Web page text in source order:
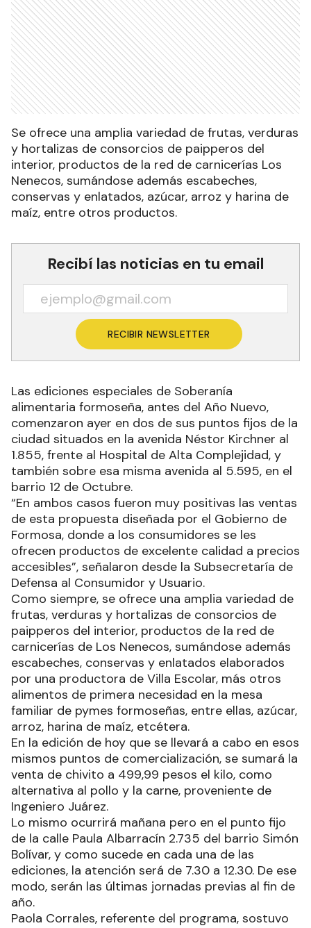
Se ofrece una amplia variedad de frutas, verduras
y hortalizas de consorcios de paipperos del
interior, productos de la red de carnicerías Los
Nenecos, sumándose además escabeches,
conservas y enlatados, azúcar, arroz y harina de
maíz, entre otros productos.
Recibí las noticias en tu email
RECIBIR NEWSLETTER
Las ediciones especiales de Soberanía
alimentaria formoseña, antes del Año Nuevo,
comenzaron ayer en dos de sus puntos fijos de la
ciudad situados en la avenida Néstor Kirchner al
1.855, frente al Hospital de Alta Complejidad, y
también sobre esa misma avenida al 5.595, en el
barrio 12 de Octubre.
“En ambos casos fueron muy positivas las ventas
de esta propuesta diseñada por el Gobierno de
Formosa, donde a los consumidores se les
ofrecen productos de excelente calidad a precios
accesibles”, señalaron desde la Subsecretaría de
Defensa al Consumidor y Usuario.
Como siempre, se ofrece una amplia variedad de
frutas, verduras y hortalizas de consorcios de
paipperos del interior, productos de la red de
carnicerías de Los Nenecos, sumándose además
escabeches, conservas y enlatados elaborados
por una productora de Villa Escolar, más otros
alimentos de primera necesidad en la mesa
familiar de pymes formoseñas, entre ellas, azúcar,
arroz, harina de maíz, etcétera.
En la edición de hoy que se llevará a cabo en esos
mismos puntos de comercialización, se sumará la
venta de chivito a 499,99 pesos el kilo, como
alternativa al pollo y la carne, proveniente de
Ingeniero Juárez.
Lo mismo ocurrirá mañana pero en el punto fijo
de la calle Paula Albarracín 2.735 del barrio Simón
Bolívar, y como sucede en cada una de las
ediciones, la atención será de 7.30 a 12.30. De ese
modo, serán las últimas jornadas previas al fin de
año.
Paola Corrales, referente del programa, sostuvo